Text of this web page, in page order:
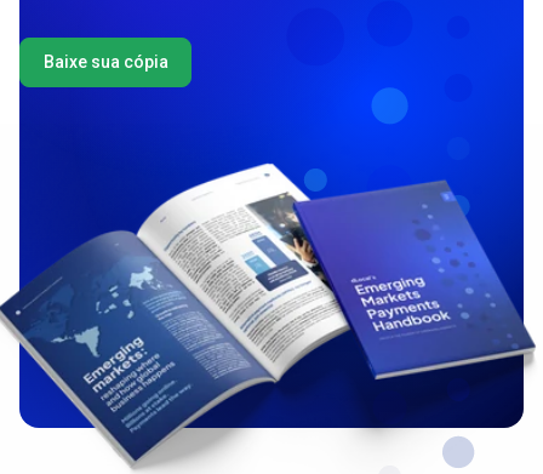
Baixe sua cópia